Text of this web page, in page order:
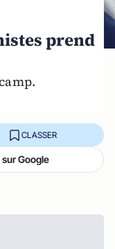
prend
CLASSER
Google